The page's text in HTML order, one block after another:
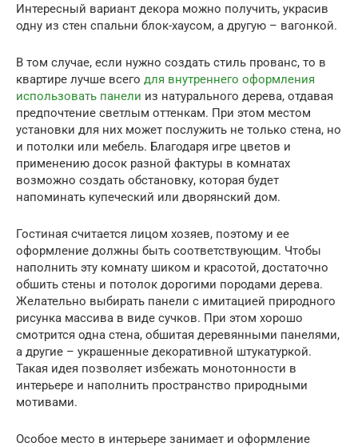
Интересный вариант декора можно получить, украсив
одну из стен спальни блок-хаусом, а другую – вагонкой.
В том случае, если нужно создать стиль прованс, то в
квартире лучше всего для внутреннего оформления
использовать панели из натурального дерева, отдавая
предпочтение светлым оттенкам. При этом местом
установки для них может послужить не только стена, но
и потолки или мебель. Благодаря игре цветов и
применению досок разной фактуры в комнатах
возможно создать обстановку, которая будет
напоминать купеческий или дворянский дом.
Гостиная считается лицом хозяев, поэтому и ее
оформление должны быть соответствующим. Чтобы
наполнить эту комнату шиком и красотой, достаточно
обшить стены и потолок дорогими породами дерева.
Желательно выбирать панели с имитацией природного
рисунка массива в виде сучков. При этом хорошо
смотрится одна стена, обшитая деревянными панелями,
а другие – украшенные декоративной штукатуркой.
Такая идея позволяет избежать монотонности в
интерьере и наполнить пространство природными
мотивами.
Особое место в интерьере занимает и оформление